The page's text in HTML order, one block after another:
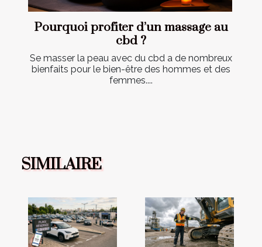
Pourquoi profiter d’un massage au
cbd ?
Se masser la peau avec du cbd a de nombreux
bienfaits pour le bien-être des hommes et des
femmes....
SIMILAIRE